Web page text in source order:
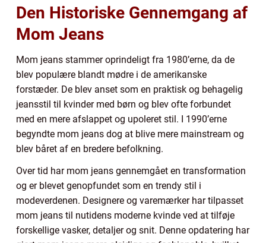
Den Historiske Gennemgang af
Mom Jeans
Mom jeans stammer oprindeligt fra 1980’erne, da de
blev populære blandt mødre i de amerikanske
forstæder. De blev anset som en praktisk og behagelig
jeansstil til kvinder med børn og blev ofte forbundet
med en mere afslappet og upoleret stil. I 1990’erne
begyndte mom jeans dog at blive mere mainstream og
blev båret af en bredere befolkning.
Over tid har mom jeans gennemgået en transformation
og er blevet genopfundet som en trendy stil i
modeverdenen. Designere og varemærker har tilpasset
mom jeans til nutidens moderne kvinde ved at tilføje
forskellige vasker, detaljer og snit. Denne opdatering har